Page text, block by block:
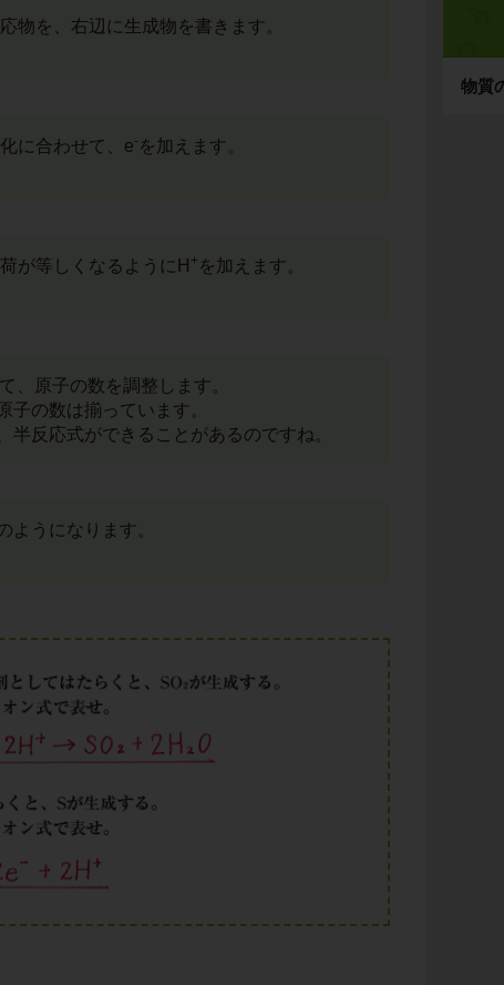
物を、右辺に生成物を書きます。
に合わせて、e- を加えます。
が等しくなるようにH + を加えます。
、原子の数を調整します。
子の数は揃っています。
反応式ができることがあるのですね。
ようになります。
物質